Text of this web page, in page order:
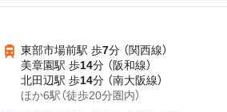
東部市場前駅 歩7分 （関西線）
美章園駅 歩14分 （阪和線）
北田辺駅 歩14分 （南大阪線）
ほか6駅（徒歩20分圏内）